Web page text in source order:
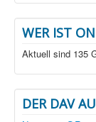
WER IST
Aktuell sind 135
DER DAV